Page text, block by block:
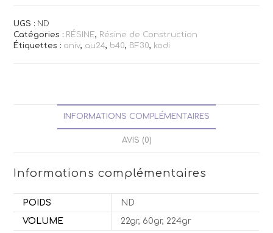
UGS : ND
Catégories : RÉSINE, Résine de Construction
Étiquettes : aniv, au24, b40, BF30, kodi
INFORMATIONS COMPLÉMENTAIRES
AVIS (0)
Informations complémentaires
POIDS
ND
VOLUME
22gr, 60gr, 224gr